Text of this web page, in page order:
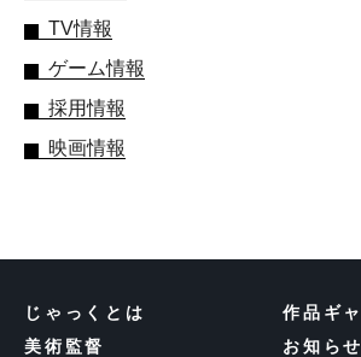
TV情報
ゲーム情報
採用情報
映画情報
じゃっくとは
美術監督
作品ギ
お知らせ